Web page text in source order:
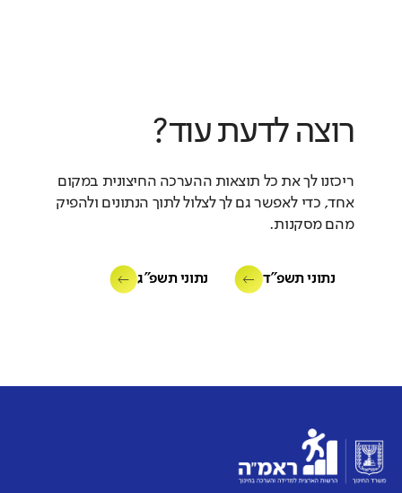
רוצה לדעת עוד?
ריכזנו לך את כל תוצאות ההערכה החיצונית במקום
אחד, כדי לאפשר גם לך לצלול לתוך הנתונים ולהפיק
מהם מסקנות.
נתוני תשפ"ד נתוני תשפ"ג